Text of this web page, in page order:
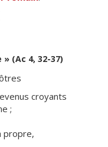
(Ac 4, 32-37)
croyants
;
propre,